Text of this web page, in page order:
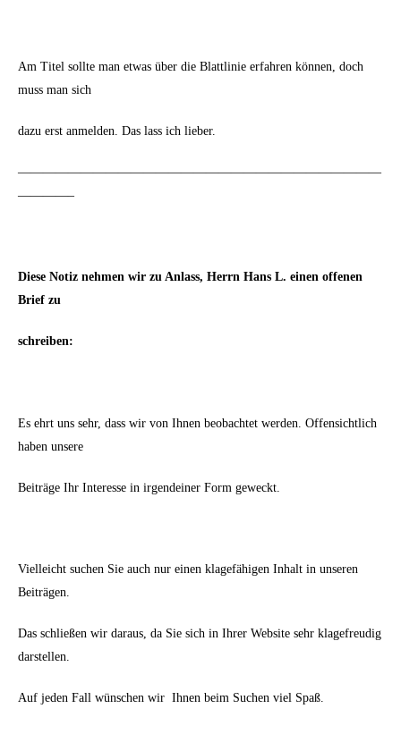
Am Titel sollte man etwas über die Blattlinie erfahren können, doch
muss man sich
dazu erst anmelden. Das lass ich lieber.
—————————————————————————————
————–
Diese Notiz nehmen wir zu Anlass, Herrn Hans L. einen offenen
Brief zu
schreiben:
Es ehrt uns sehr, dass wir von Ihnen beobachtet werden. Offensichtlich
haben unsere
Beiträge Ihr Interesse in irgendeiner Form geweckt.
Vielleicht suchen Sie auch nur einen klagefähigen Inhalt in unseren
Beiträgen.
Das schließen wir daraus, da Sie sich in Ihrer Website sehr klagefreudig
darstellen.
Auf jeden Fall wünschen wir Ihnen beim Suchen viel Spaß.